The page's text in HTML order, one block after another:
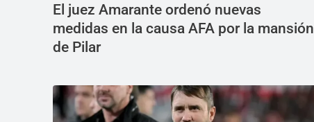
El juez Amarante ordenó nuevas
medidas en la causa AFA por la mansión
de Pilar